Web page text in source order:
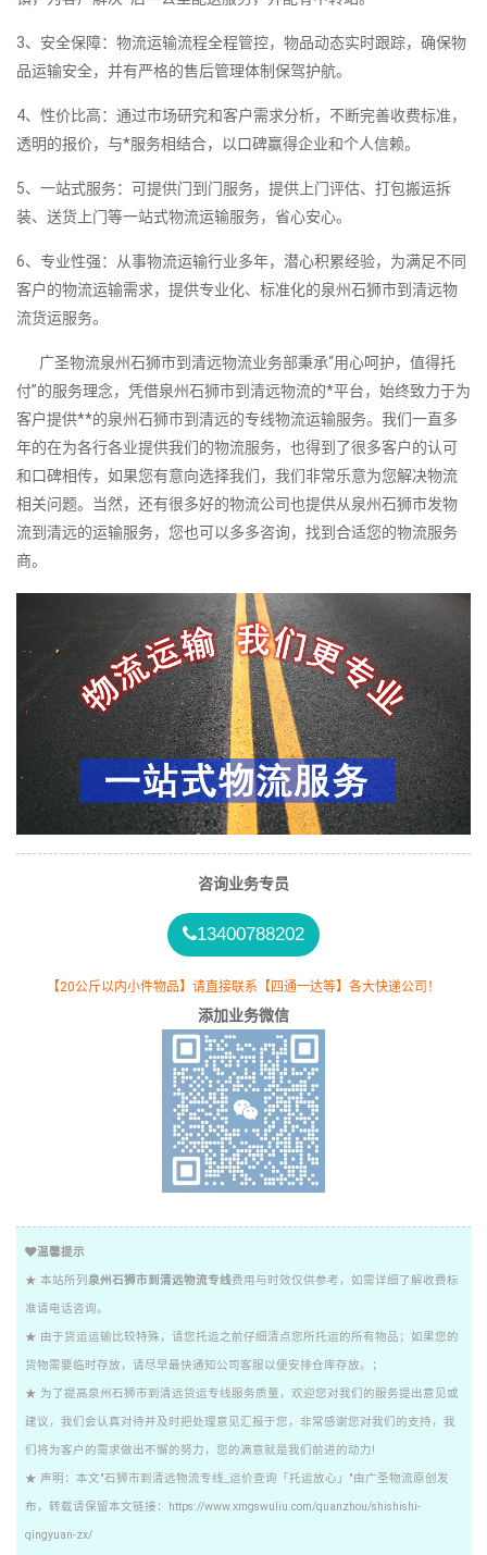
3、安全保障：物流运输流程全程管控，物品动态实时跟踪，确保物
品运输安全，并有严格的售后管理体制保驾护航。
4、性价比高：通过市场研究和客户需求分析，不断完善收费标准，
透明的报价，与*服务相结合，以口碑赢得企业和个人信赖。
5、一站式服务：可提供门到门服务，提供上门评估、打包搬运拆
装、送货上门等一站式物流运输服务，省心安心。
6、专业性强：从事物流运输行业多年，潜心积累经验，为满足不同
客户的物流运输需求，提供专业化、标准化的泉州石狮市到清远物
流货运服务。
广圣物流泉州石狮市到清远物流业务部秉承“用心呵护，值得托
付”的服务理念，凭借泉州石狮市到清远物流的*平台，始终致力于为
客户提供**的泉州石狮市到清远的专线物流运输服务。我们一直多
年的在为各行各业提供我们的物流服务，也得到了很多客户的认可
和口碑相传，如果您有意向选择我们，我们非常乐意为您解决物流
相关问题。当然，还有很多好的物流公司也提供从泉州石狮市发物
流到清远的运输服务，您也可以多多咨询，找到合适您的物流服务
商。
咨询业务专员
13400788202
【20公斤以内小件物品】请直接联系【四通一达等】各大快递公司！
添加业务微信
温馨提示
★ 本站所列 泉州石狮市到清远物流专线费用与时效仅供参考，如需详细了解收费标
准请电话咨询。
★ 由于货运运输比较特殊，请您托运之前仔细清点您所托运的所有物品；如果您的
货物需要临时存放，请尽早最快通知公司客服以便安排仓库存放。；
★ 为了提高泉州石狮市到清远货运专线服务质量，欢迎您对我们的服务提出意见或
建议，我们会认真对待并及时把处理意见汇报于您，非常感谢您对我们的支持，我
们将为客户的需求做出不懈的努力，您的满意就是我们前进的动力!
★ 声明：本文"石狮市到清远物流专线_运价查询「托运放心」"由广圣物流原创发
布，转载请保留本文链接：https://www.xmgswuliu.com/quanzhou/shishishi-
qingyuan-zx/